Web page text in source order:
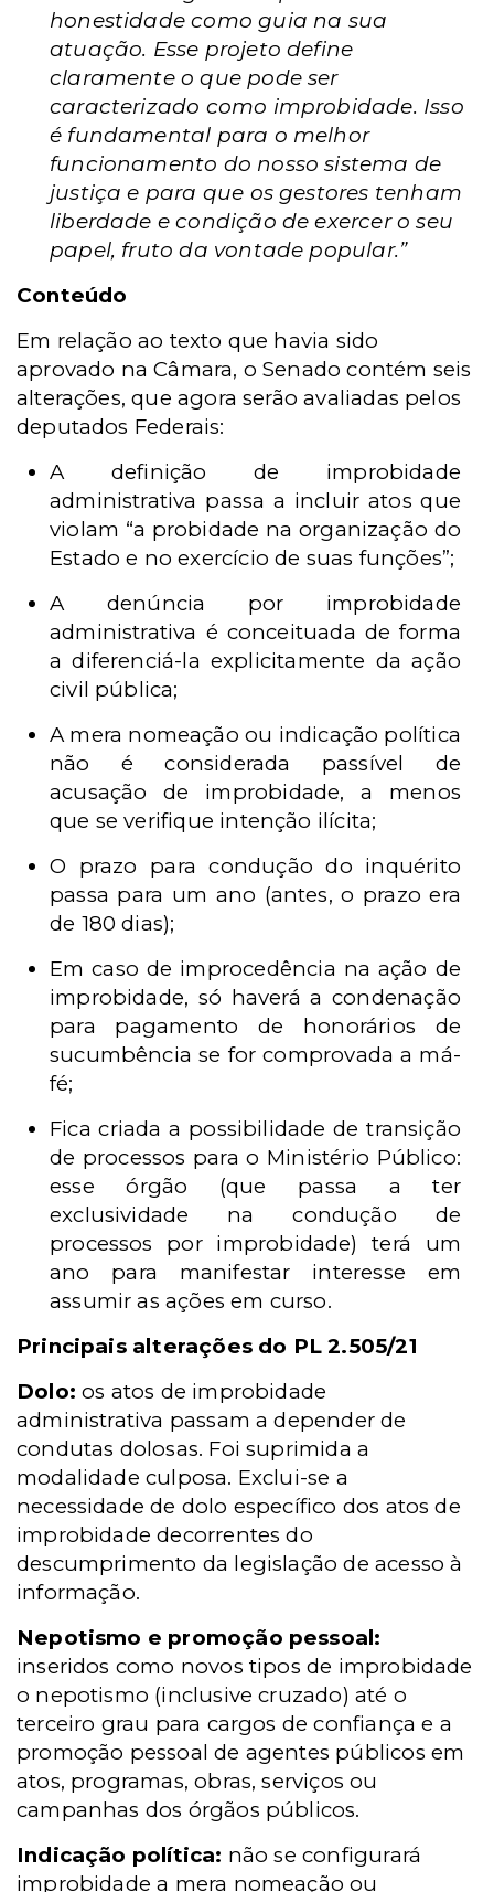
honestidade como guia na sua
atuação. Esse projeto define
claramente o que pode ser
caracterizado como improbidade. Isso
é fundamental para o melhor
funcionamento do nosso sistema de
justiça e para que os gestores tenham
liberdade e condição de exercer o seu
papel, fruto da vontade popular.”
Conteúdo
Em relação ao texto que havia sido
aprovado na Câmara, o Senado contém seis
alterações, que agora serão avaliadas pelos
deputados Federais:
A definição de improbidade
administrativa passa a incluir atos que
violam “a probidade na organização do
Estado e no exercício de suas funções”;
A denúncia por improbidade
administrativa é conceituada de forma
a diferenciá-la explicitamente da ação
civil pública;
A mera nomeação ou indicação política
não é considerada passível de
acusação de improbidade, a menos
que se verifique intenção ilícita;
O prazo para condução do inquérito
passa para um ano (antes, o prazo era
de 180 dias);
Em caso de improcedência na ação de
improbidade, só haverá a condenação
para pagamento de honorários de
sucumbência se for comprovada a má-
fé;
Fica criada a possibilidade de transição
de processos para o Ministério Público:
esse órgão (que passa a ter
exclusividade na condução de
processos por improbidade) terá um
ano para manifestar interesse em
assumir as ações em curso.
Principais alterações do PL 2.505/21
Dolo: os atos de improbidade
administrativa passam a depender de
condutas dolosas. Foi suprimida a
modalidade culposa. Exclui-se a
necessidade de dolo específico dos atos de
improbidade decorrentes do
descumprimento da legislação de acesso à
informação.
Nepotismo e promoção pessoal:
inseridos como novos tipos de improbidade
o nepotismo (inclusive cruzado) até o
terceiro grau para cargos de confiança e a
promoção pessoal de agentes públicos em
atos, programas, obras, serviços ou
campanhas dos órgãos públicos.
Indicação política: não se configurará
improbidade a mera nomeação ou